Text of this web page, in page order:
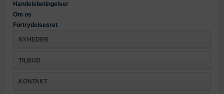
Handelsbetingelser
Om os
Fortrydelsesret
NYHEDER
TILBUD
KONTAKT